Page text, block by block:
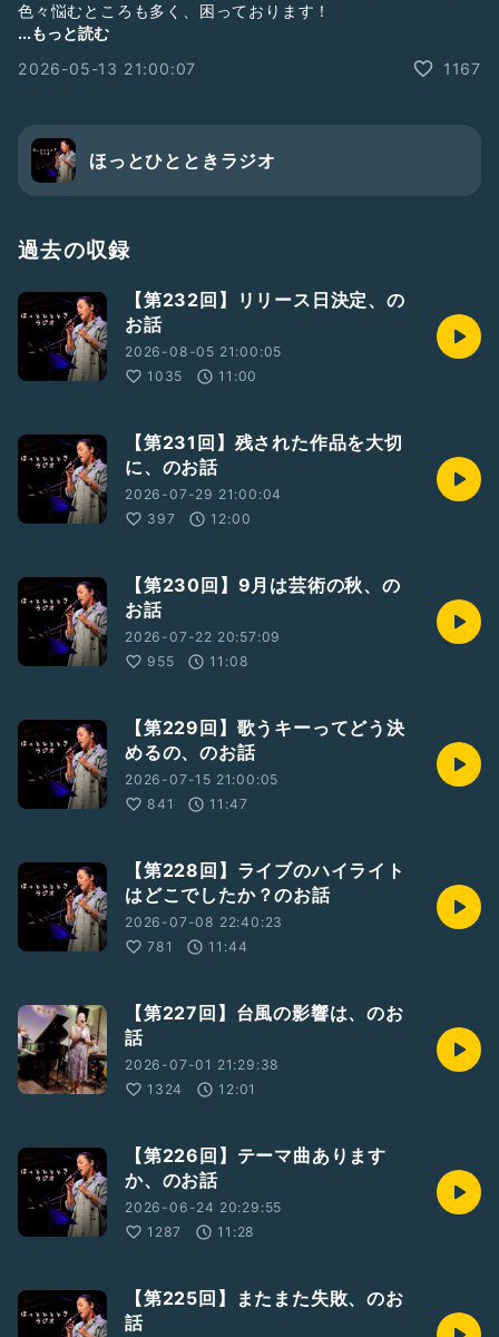
色々悩むところも多く、困っております！
ウクレレを持ち出すとなると、弾ける曲を選ばなくてはならな
とはいえギターの馬場孝喜さんがしっかり弾いてくださるので
2026.5.30 sat＠横須賀 Blue Bird
Open 11:45 / Lunch Time 12:00 / Live Start 13:20
MC￥3,500（ランチ代込、ドリンク代別）
​ご予約はGoogleFormにて！
https://docs.google.com/forms/d/e/1FAIpQLSdeYYqNVa
6f3NV32Zzx5hToRbZtzrDo4ViDzBInjLcXUT46aQ/viewfo
rm
...もっと読む
2026-05-13 21:00:07
1167
ほっとひとときラジオ
過去の収録
【第232回】リリース日決定、の
お話
2026-08-05 21:00:05
1035
11:00
【第231回】残された作品を大切
に、のお話
2026-07-29 21:00:04
397
12:00
【第230回】9月は芸術の秋、の
お話
2026-07-22 20:57:09
955
11:08
【第229回】歌うキーってどう決
めるの、のお話
2026-07-15 21:00:05
841
11:47
【第228回】ライブのハイライト
はどこでしたか？のお話
2026-07-08 22:40:23
781
11:44
【第227回】台風の影響は、のお
話
2026-07-01 21:29:38
1324
12:01
【第226回】テーマ曲あります
か、のお話
2026-06-24 20:29:55
1287
11:28
【第225回】またまた失敗、のお
話